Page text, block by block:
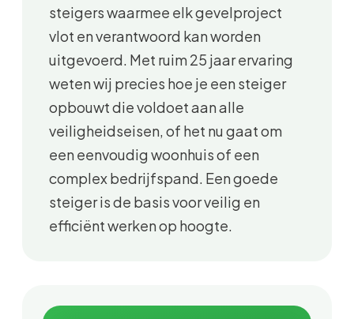
steigers waarmee elk gevelproject
vlot en verantwoord kan worden
uitgevoerd. Met ruim 25 jaar ervaring
weten wij precies hoe je een steiger
opbouwt die voldoet aan alle
veiligheidseisen, of het nu gaat om
een eenvoudig woonhuis of een
complex bedrijfspand. Een goede
steiger is de basis voor veilig en
efficiënt werken op hoogte.